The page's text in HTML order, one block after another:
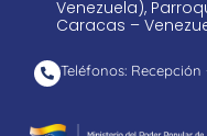
Venezuela),
Caracas –
Teléfonos: Recepción